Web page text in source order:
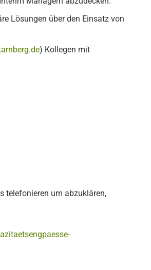
Lösungen über den Einsatz von
) Kollegen mit
telefonieren um abzuklären,